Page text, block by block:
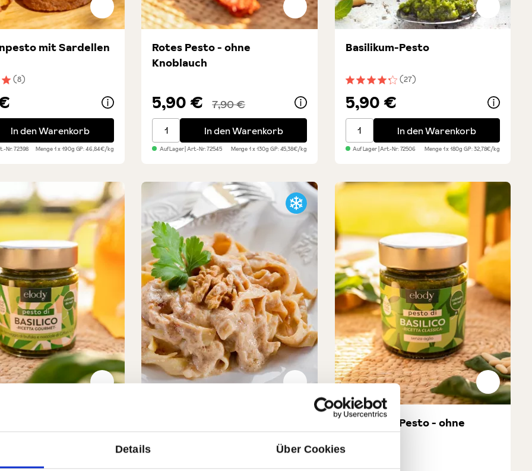
Details Über Cookies
Bewertung von 5 von 5 Sternen
(8)
mit Sardellen
mit Sardellen
In den Warenkorb
Nr:72398 Menge1 x 190g GP: 46,84€/kg
Rotes Pesto - ohne
Knoblauch
5,90 € 7,90 €
Rotes Pesto - ohne Knoblauch
In den Warenkorb
Auf Lager| Art.-Nr:72545 Menge1 x 130g GP: 45,38€/kg
Durchschnittliche Bewertung von 4.3 von
(27)
Basilikum-Pesto
5,90 €
Basilikum-PestoIn den Warenkorb
Auf Lager| Art.-Nr:72506 Menge1 x 180gGP: 32,78€/kg
Basilikum-Pesto - ohne